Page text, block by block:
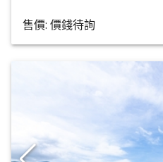
售價: 價錢待詢